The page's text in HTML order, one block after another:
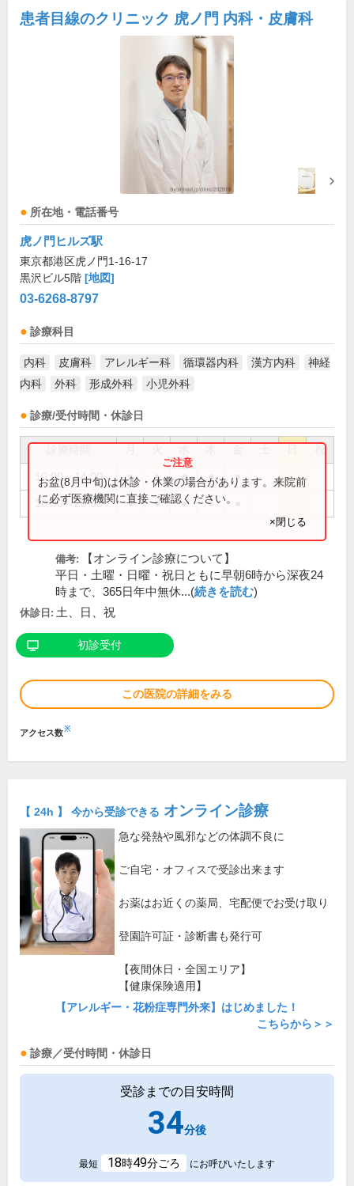
患者目線のクリニック 虎ノ門 内科・皮膚科
所在地・電話番号
虎ノ門ヒルズ駅
東京都港区虎ノ門1-16-17
黒沢ビル5階 [地図]
03-6268-8797
診療科目
内科 皮膚科 アレルギー科 循環器内科 漢方内科
神経
内科
外科 形成外科 小児外科
診療/受付時間・休診日
祝
10:00～14:00 ● ● ● ● ●
16:00～20:00 ● ● ● ●
お盆(8月中旬)は休診・休業の場合があります。来院前
に必ず医療機関に直接ご確認ください。
×閉じる
備考:
【オンライン診療について】
平日・土曜・日曜・祝日ともに早朝6時から深夜24
時まで、365日年中無休...(続きを読む)
休診日: 土、日、祝
初診受付
この医院の詳細をみる
アクセス数※
【 24h 】 今から受診できる オンライン診療
急な発熱や風邪などの体調不良に
ご自宅・オフィスで受診出来ます
お薬はお近くの薬局、宅配便でお受け取り
登園許可証・診断書も発行可
【夜間休日・全国エリア】
【健康保険適用】
【アレルギー・花粉症専門外来】はじめました！
こちらから＞＞
診療／受付時間・休診日
受診までの目安時間
34分後
最短 18時49分ごろ にお呼びいたします